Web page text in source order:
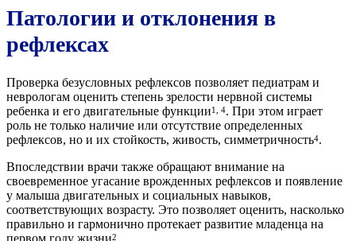
Патологии и отклонения в
рефлексах
Проверка безусловных рефлексов позволяет педиатрам и
неврологам оценить степень зрелости нервной системы
ребенка и его двигательные функции1, 4. При этом играет
роль не только наличие или отсутствие определенных
рефлексов, но и их стойкость, живость, симметричность4.
Впоследствии врачи также обращают внимание на
своевременное угасание врожденных рефлексов и появление
у малыша двигательных и социальных навыков,
соответствующих возрасту. Это позволяет оценить, насколько
правильно и гармонично протекает развитие младенца на
первом году жизни2.